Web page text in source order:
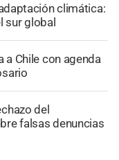
climática:
sur global
a Chile con agenda
del
falsas denuncias